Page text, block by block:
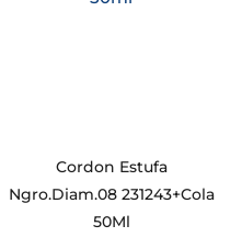
Cordon Estufa
Ngro.Diam.08 231243+Cola
50Ml